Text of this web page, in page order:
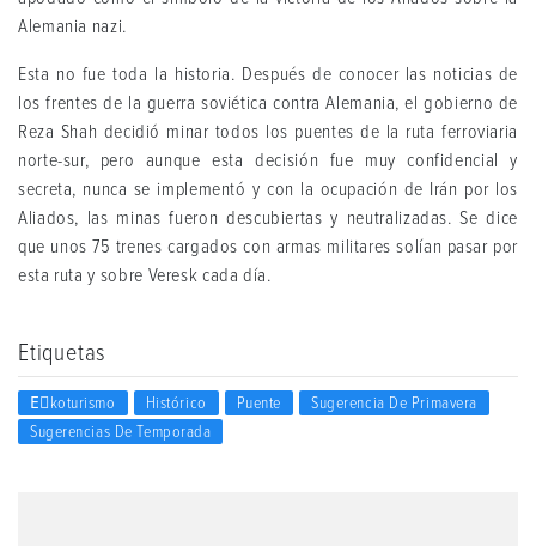
Alemania nazi.
Esta no fue toda la historia. Después de conocer las noticias de
los frentes de la guerra soviética contra Alemania, el gobierno de
Reza Shah decidió minar todos los puentes de la ruta ferroviaria
norte-sur, pero aunque esta decisión fue muy confidencial y
secreta, nunca se implementó y con la ocupación de Irán por los
Aliados, las minas fueron descubiertas y neutralizadas. Se dice
que unos 75 trenes cargados con armas militares solían pasar por
esta ruta y sobre Veresk cada día.
Etiquetas
Eٍkoturismo Histórico Puente
Sugerencia De Primavera
Sugerencias De Temporada